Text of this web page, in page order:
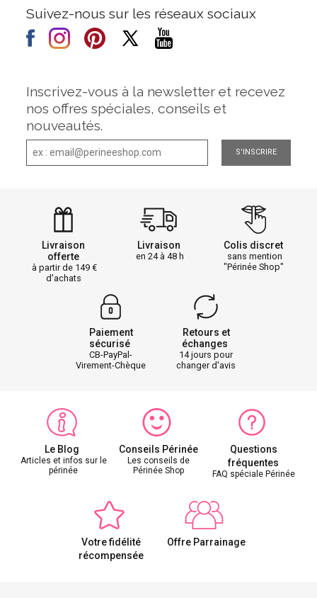
Suivez-nous sur les réseaux sociaux
Inscrivez-vous à la newsletter et recevez
nos offres spéciales, conseils et
nouveautés.
S'INSCRIRE
Livraison
offerte
à partir de 149
d'achats
Livraison
en 24 à 48 h
Colis discret
sans mention
"Périnée Shop"
Paiement
sécurisé
CB-PayPal-
Virement-Chèque
Retours et
échanges
14 jours pour
changer d'avis
Le Blog
Articles et infos sur le
périnée
Conseils Périnée
Les conseils de
Périnée Shop
Questions
fréquentes
FAQ spéciale Périnée
Votre fidélité
récompensée
Offre Parrainage